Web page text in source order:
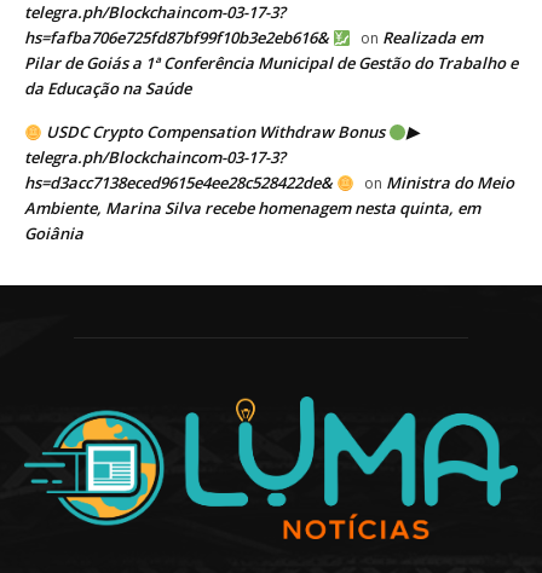
telegra.ph/Blockchaincom-03-17-3?
hs=fafba706e725fd87bf99f10b3e2eb616&
on Realizada em
Pilar de Goiás a 1ª Conferência Municipal de Gestão do Trabalho e
da Educação na Saúde
USDC Crypto Compensation Withdraw Bonus
▶
telegra.ph/Blockchaincom-03-17-3?
hs=d3acc7138eced9615e4ee28c528422de&
on Ministra do Meio
Ambiente, Marina Silva recebe homenagem nesta quinta, em
Goiânia